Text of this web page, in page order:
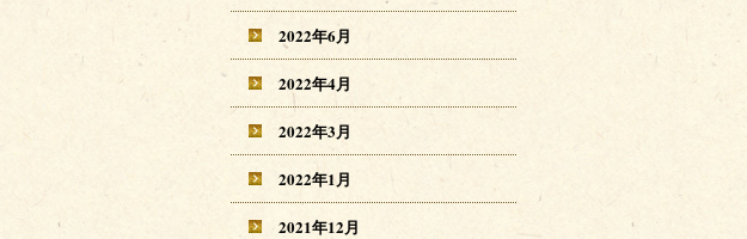
2022年6月
2022年4月
2022年3月
2022年1月
2021年12月